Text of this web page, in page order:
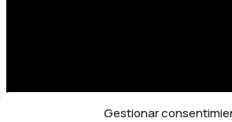
Gestionar